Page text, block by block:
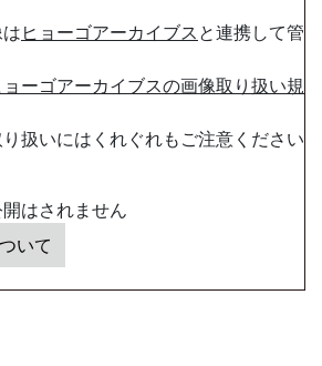
ヒョーゴアーカイブス と連携して管
ョーゴアーカイブスの画像取り扱い規
扱いにはくれぐれもご注意ください
はされません
いて